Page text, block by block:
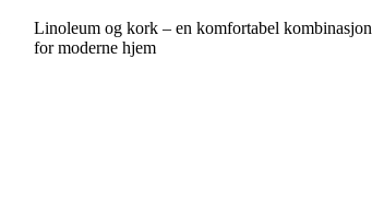
Linoleum og kork – en komfortabel kombinasjon
for moderne hjem